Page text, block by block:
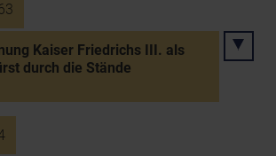
Kaiser Friedrichs III. als
durch die Stände